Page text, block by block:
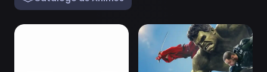
Ver Boku no Hero Academia: I Am a Hero Too
Ver Spider-Man: Brand